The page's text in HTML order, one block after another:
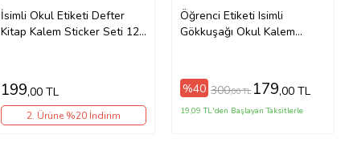
İsimli Okul Etiketi Defter
Kitap Kalem Sticker Seti 126
199,00 TL
2. Ürüne %20 İndirim
Öğrenci Etiketi Isimli
Gökkuşağı Okul Kalem
%40 300,00 TL 179,00 TL
19,09 TL'den Başlayan Taksitlerle